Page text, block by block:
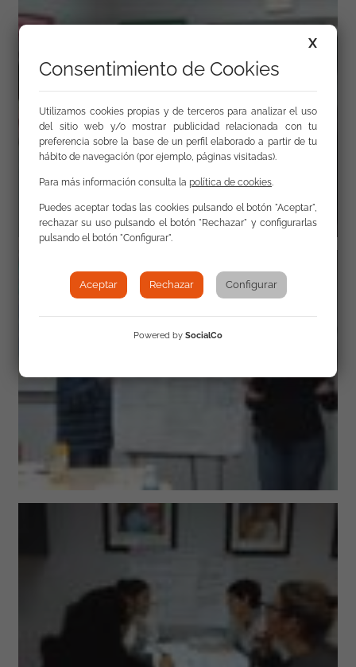
X
Consentimiento de Cookies
Utilizamos cookies propias y de terceros para analizar el uso
del sitio web y/o mostrar publicidad relacionada con tu
preferencia sobre la base de un perfil elaborado a partir de tu
hábito de navegación (por ejemplo, páginas visitadas).
Para más información consulta la política de cookies.
Puedes aceptar todas las cookies pulsando el botón "Aceptar",
rechazar su uso pulsando el botón "Rechazar" y configurarlas
pulsando el botón "Configurar".
Aceptar Rechazar Configurar
Powered by SocialCo